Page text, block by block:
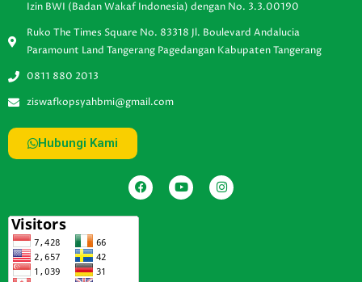
Izin BWI (Badan Wakaf Indonesia) dengan No. 3.3.00190
Ruko The Times Square No. 83318 Jl. Boulevard Andalucia
Paramount Land Tangerang Pagedangan Kabupaten Tangerang
0811 880 2013
ziswafkopsyahbmi@gmail.com
Hubungi Kami